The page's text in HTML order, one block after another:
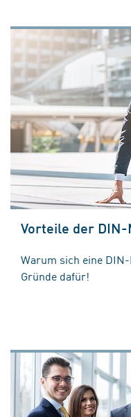
Vorteile der
Warum sich eine
Gründe dafür!